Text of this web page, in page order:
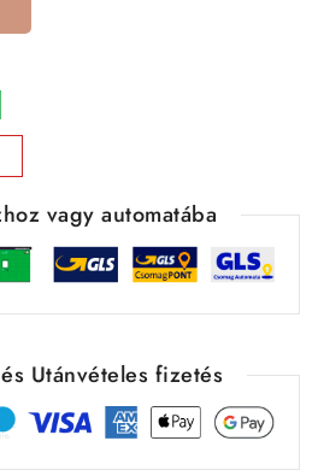
vagy automatába
Utánvételes fizetés